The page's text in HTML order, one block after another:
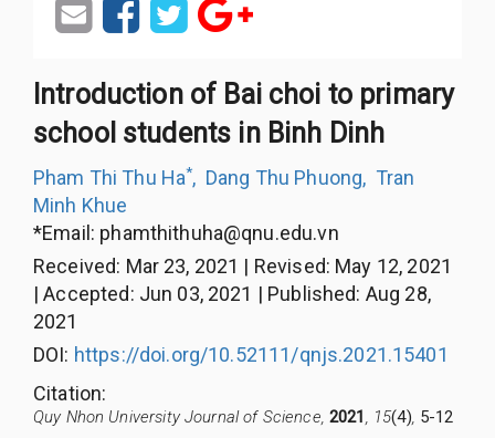
Introduction of Bai choi to primary
school students in Binh Dinh
Pham Thi Thu Ha*, Dang Thu Phuong, Tran
Minh Khue
*Email: phamthithuha@qnu.edu.vn
Received: Mar 23, 2021 | Revised: May 12, 2021
|Accepted: Jun 03, 2021 | Published: Aug 28,
2021
DOI: https://doi.org/10.52111/qnjs.2021.15401
Citation:
Quy Nhon University Journal of Science, 2021, 15(4), 5-12